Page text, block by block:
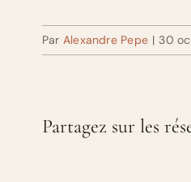
Par Alexandre Pepe | 30
Partagez sur les